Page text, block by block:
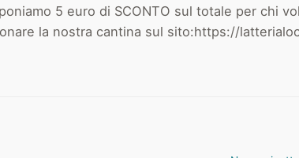
5 euro di SCONTO sul totale per chi
la nostra cantina sul sito:https://